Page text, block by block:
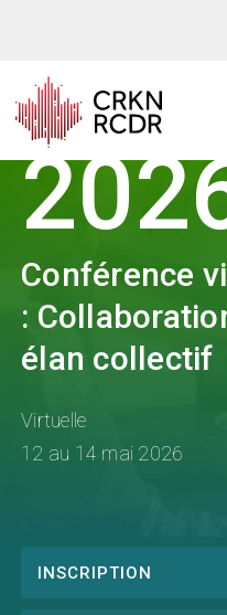
principal
Conférence
:
élan collectif
Virtuelle
12 au 14 mai 2026
Conference
INSCRIPTION